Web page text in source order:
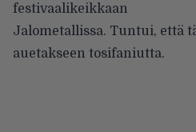
festivaalikeikkaan
Jalometallissa. Tuntui, että
auetakseen tosifaniutta.